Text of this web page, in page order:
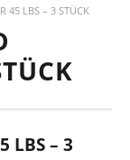
45 LBS – 3 STÜCK
LBS – 3